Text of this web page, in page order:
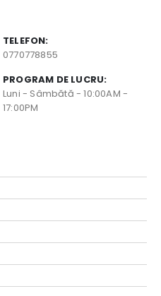
TELEFON:
0770778855
PROGRAM DE LUCRU:
Luni - Sâmbătă - 10:00AM -
17:00PM